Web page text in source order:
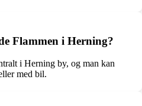
Flammen i Herning?
i Herning by, og man kan
med bil.